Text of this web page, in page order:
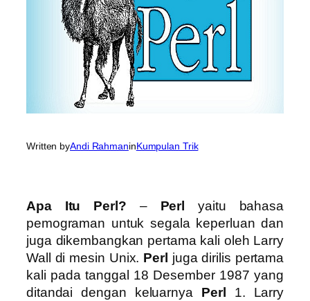
Written byAndi RahmaninKumpulan Trik
Apa Itu Perl? – Perlyaitu bahasa
pemograman untuk segala keperluan dan
juga dikembangkan pertama kali oleh Larry
Wall di mesin Unix. Perl juga dirilis pertama
kali pada tanggal 18 Desember 1987 yang
ditandai dengan keluarnya Perl 1. Larry